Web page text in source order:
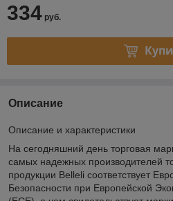
334 руб.
Описание
Описание и характеристики
На сегодняшний день торговая
самых надежных производителей
продукции Belleli соответствует
Безопасности при Европейской